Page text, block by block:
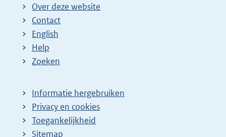
Over deze website
Contact
English
Help
Zoeken
Informatie hergebruiken
Privacy en cookies
Toegankelijkheid
Sitemap